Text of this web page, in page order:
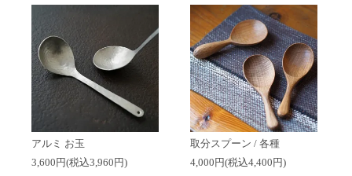
アルミ お玉
3,600円(税込3,960円)
取分スプーン / 各種
4,000円(税込4,400円)